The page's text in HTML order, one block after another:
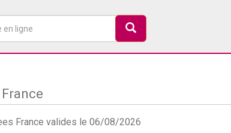
France valides le 06/08/2026